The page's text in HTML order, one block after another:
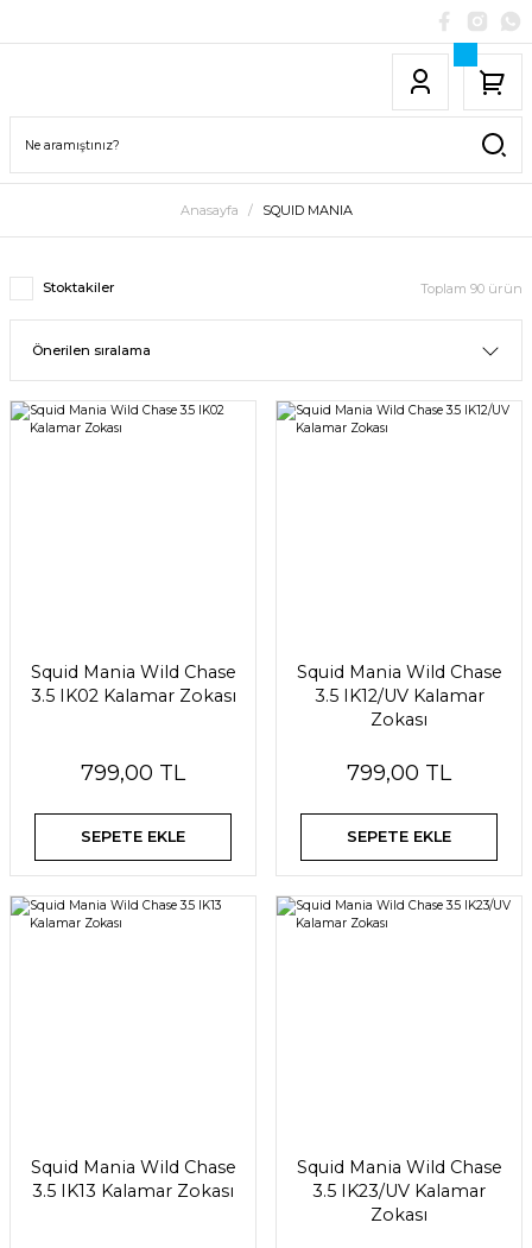
Anasayfa SQUID MANIA
Stoktakiler Toplam 90 ürün
Squid Mania Wild Chase
3.5 IK02 Kalamar Zokası
799,00 TL
SEPETE EKLE
Squid Mania Wild Chase
3.5 IK12/UV Kalamar
Zokası
799,00 TL
SEPETE EKLE
Squid Mania Wild Chase
3.5 IK13 Kalamar Zokası
Squid Mania Wild Chase
3.5 IK23/UV Kalamar
Zokası